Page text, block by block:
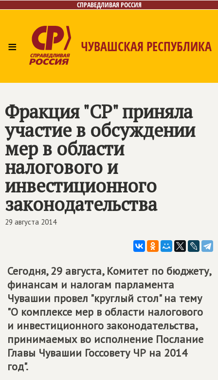
СПРАВЕДЛИВАЯ РОССИЯ
≡ ЧУВАШСКАЯ РЕСПУБЛИКА
Контакты
Фракция "СР" приняла
участие в обсуждении
мер в области
налогового и
инвестиционного
законодательства
29 августа 2014
Сегодня, 29 августа, Комитет по бюджету,
финансам и налогам парламента
Чувашии провел "круглый стол" на тему
"О комплексе мер в области налогового
и инвестиционного законодательства,
принимаемых во исполнение Послание
Главы Чувашии Госсовету ЧР на 2014
год".